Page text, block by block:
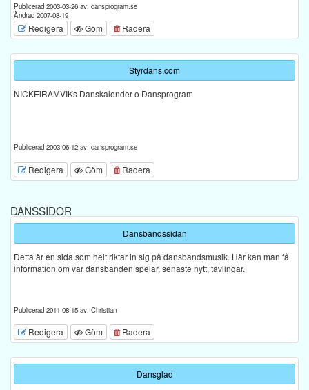
Publicerad 2003-03-26 av: dansprogram.se
Ändrad 2007-08-19
Redigera Göm Radera
Styrdans.com
NICKEiRAMVIKs Danskalender o Dansprogram
Publicerad 2003-06-12 av: dansprogram.se
Redigera Göm Radera
DANSSIDOR
Dansbandssidan
Detta är en sida som helt riktar in sig på dansbandsmusik. Här kan man få
information om var dansbanden spelar, senaste nytt, tävlingar.
Publicerad 2011-08-15 av: Christian
Redigera Göm Radera
Dansglad